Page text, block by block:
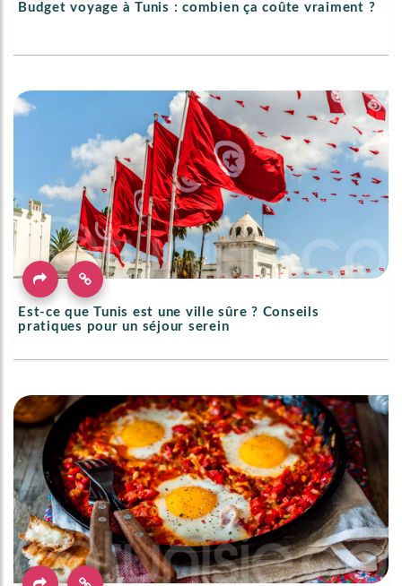
Budget voyage à Tunis : combien ça coûte vraiment ?
Est‑ce que Tunis est une ville sûre ? Conseils
pratiques pour un séjour serein